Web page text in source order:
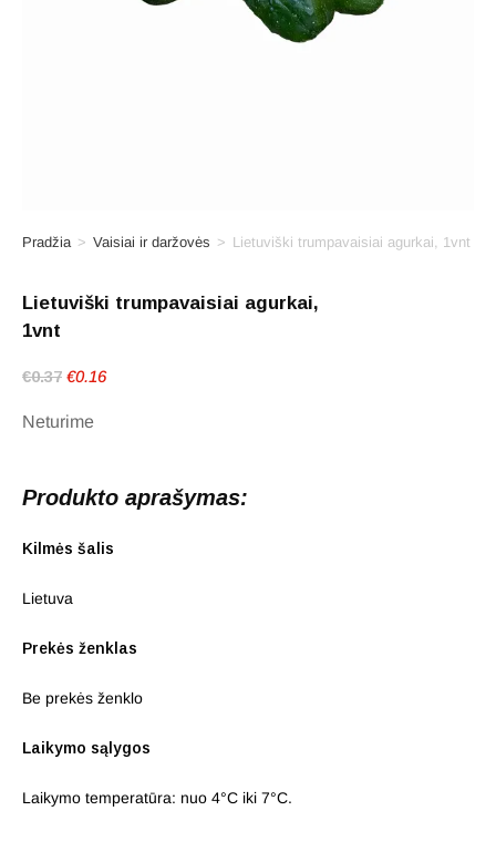
Pradžia > Vaisiai ir daržovės > Lietuviški trumpavaisiai agurkai, 1vnt
Lietuviški trumpavaisiai agurkai,
1vnt
€0.37 Original
€0.37.
€0.16Current
Neturime
Produkto aprašymas:
Kilmės šalis
Lietuva
Prekės ženklas
Be prekės ženklo
Laikymo sąlygos
Laikymo temperatūra: nuo 4°C iki 7°C.